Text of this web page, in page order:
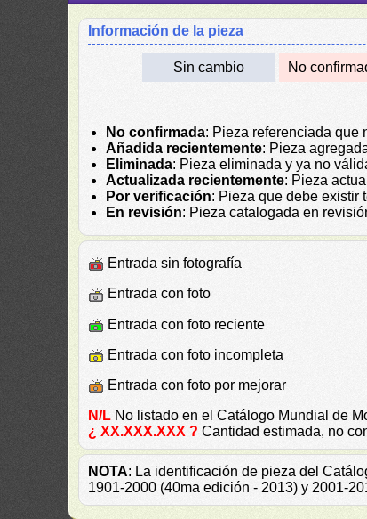
Información de la pieza
Sin cambio No
No confirmada: Pieza referenciada que
Añadida recientemente: Pieza
Eliminada: Pieza eliminada y ya no
Actualizada recientemente: Pieza
Por verificación: Pieza que debe existir
En revisión: Pieza catalogada en
Entrada sin fotografía
Entrada con foto
Entrada con foto reciente
Entrada con foto incompleta
Entrada con foto por mejorar
N/L No listado en el Catálogo Mundial de
¿ XX.XXX.XXX ? Cantidad estimada, no
NOTA: La identificación de pieza del
1901-2000 (40ma edición - 2013) y 2001-